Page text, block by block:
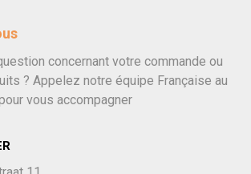
concernant votre commande ou
? Appelez notre équipe Française au
vous accompagner